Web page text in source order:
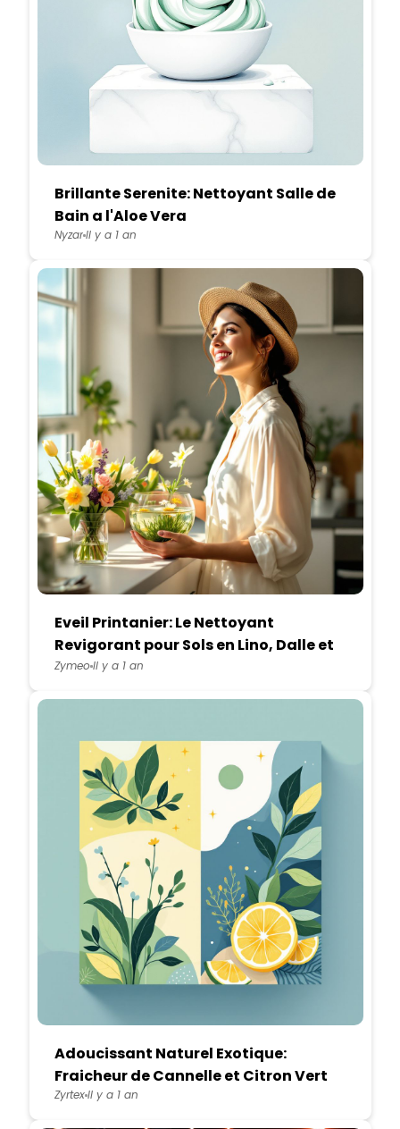
Brillante Serenite: Nettoyant Salle de
Bain a l'Aloe Vera
NyzarIl y a 1 an
Eveil Printanier: Le Nettoyant
Revigorant pour Sols en Lino, Dalle et
Lame PVC
ZymeoIl y a 1 an
Adoucissant Naturel Exotique:
Fraicheur de Cannelle et Citron Vert
ZyrtexIl y a 1 an